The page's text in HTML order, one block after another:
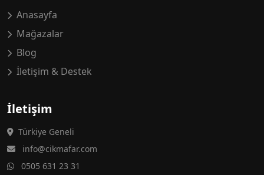
Anasayfa
Mağazalar
Blog
İletişim & Destek
İletişim
Türkiye Geneli
info@cikmafar.com
0505 631 23 31